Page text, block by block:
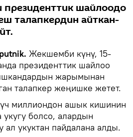
президенттик шайлоодо
талапкердин айткан-
Жекшемби күнү, 15-
президенттик шайлоо
жарымынан
талапкер жеңишке жетет.
миллиондон ашык кишинин
болсо, алардын
ал укуктан пайдалана алды.